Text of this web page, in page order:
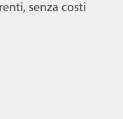
senza costi